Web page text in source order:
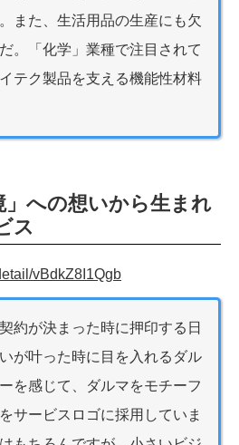
また、生活用品の生産にも欠
。「化学」業種で注目されて
テク製品を支える機能性材料
」への想いから生まれ
ス
vBdkZ8I1Qgb
約が決まった時に押印する日
が叶った時に目を入れるダル
を感じて、ダルマをモチーフ
サービスロゴに採用していま